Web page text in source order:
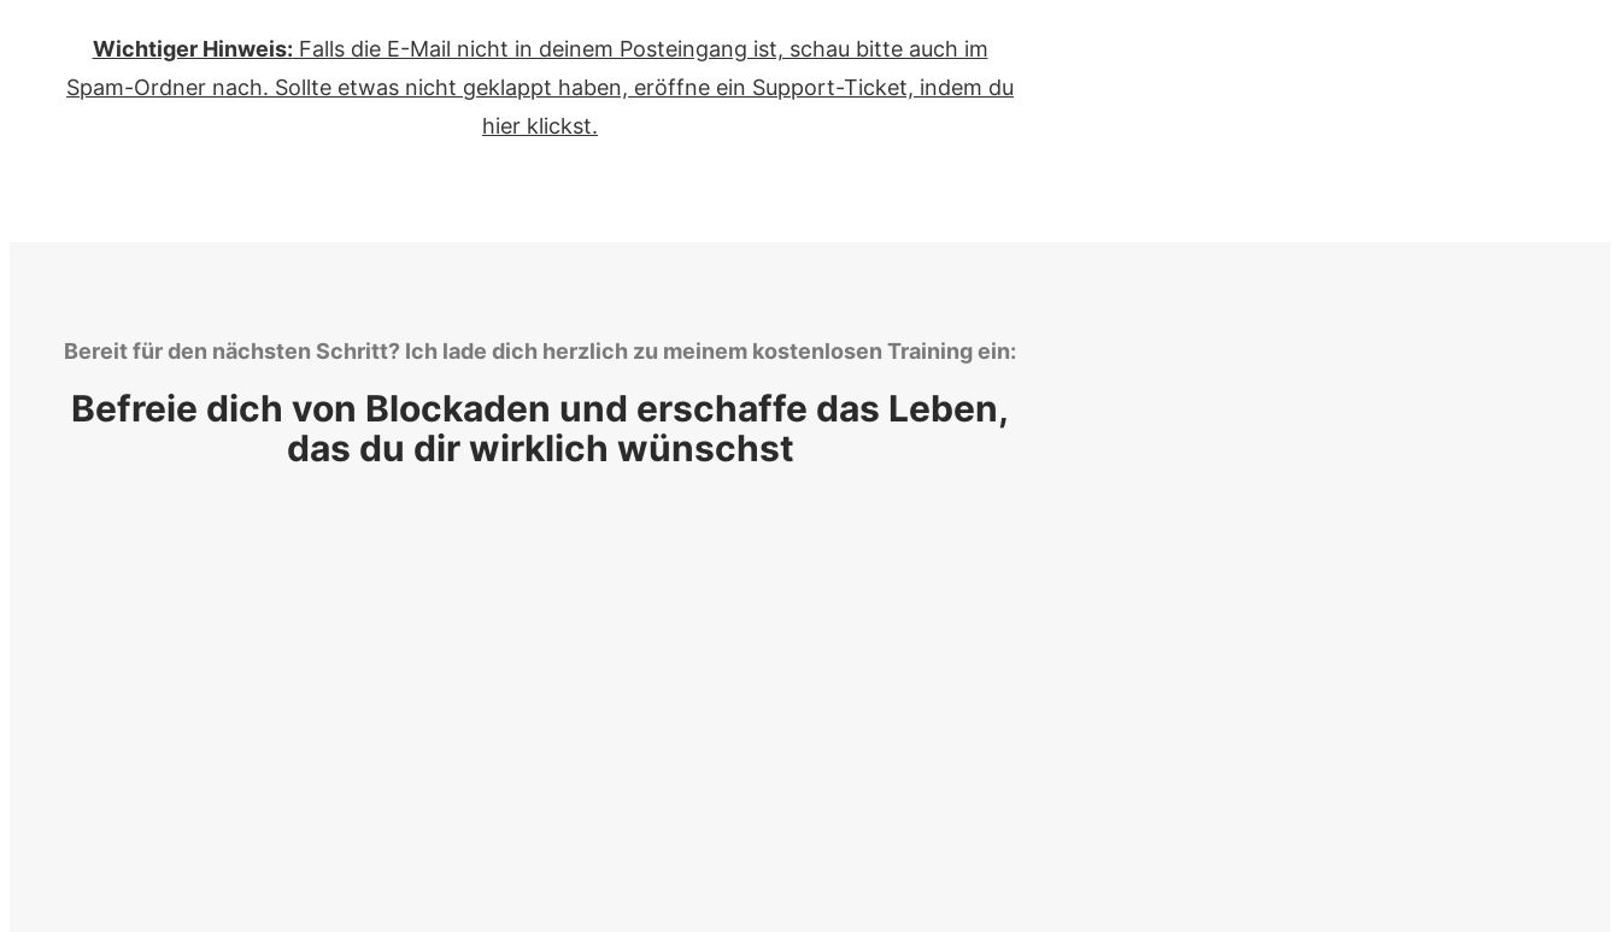
Wichtiger Hinweis: Falls die E-Mail nicht in deinem Posteingang ist, schau bitte auch im
Spam-Ordner nach. Sollte etwas nicht geklappt haben, eröffne ein Support-Ticket, indem du
hier klickst.
Bereit für den nächsten Schritt? Ich lade dich herzlich zu meinem kostenlosen Training ein:
Befreie dich von Blockaden und erschaffe das Leben,
das du dir wirklich wünschst